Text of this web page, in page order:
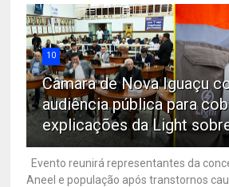
10
Câmara de Nova Iguaçu
audiência pública para
explicações da Light
Evento reunirá representantes da
Aneel e população após transtornos